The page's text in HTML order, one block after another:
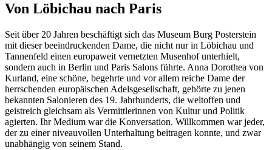
Von Löbichau nach Paris
Seit über 20 Jahren beschäftigt sich das Museum Burg Posterstein
mit dieser beeindruckenden Dame, die nicht nur in Löbichau und
Tannenfeld einen europaweit vernetzten Musenhof unterhielt,
sondern auch in Berlin und Paris Salons führte. Anna Dorothea von
Kurland, eine schöne, begehrte und vor allem reiche Dame der
herrschenden europäischen Adelsgesellschaft, gehörte zu jenen
bekannten Salonieren des 19. Jahrhunderts, die weltoffen und
geistreich gleichsam als Vermittlerinnen von Kultur und Politik
agierten. Ihr Medium war die Konversation. Willkommen war jeder,
der zu einer niveauvollen Unterhaltung beitragen konnte, und zwar
unabhängig von seinem Stand.